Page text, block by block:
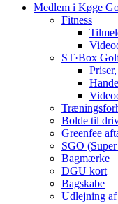
Medlem i Køge
Fitness
ST·Box
Bolde til
Greenfee
SGO
Bagmærke
DGU kort
Bagskabe
Udlejning